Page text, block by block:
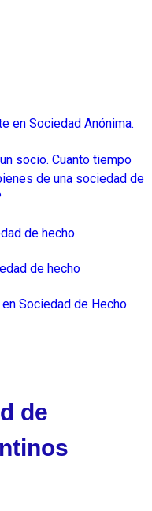
en Sociedad Anónima.
socio. Cuanto tiempo
de una sociedad de
de hecho
de hecho
Sociedad de Hecho
de